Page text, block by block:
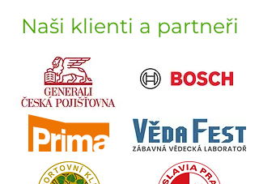
Naši klienti a partneři